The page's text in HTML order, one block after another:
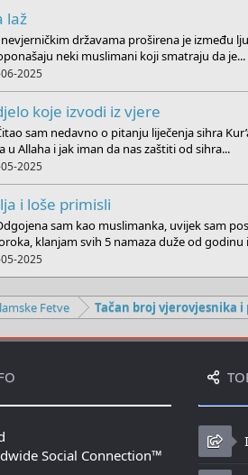
laž
državama proširena je između
neki muslimani koji smatraju da je...
2025
koje izvodi iz vjere
sam nedavno o pitanju liječenja sihra
u Allaha i jak iman da nas zaštiti od sihra...
2025
i loše primisli
sam kao muslimanka, uvijek sam
klanjam svih 5 namaza duže od godinu
2025
Fetve Tačan broj vjerovjesnika i
Social Connection™